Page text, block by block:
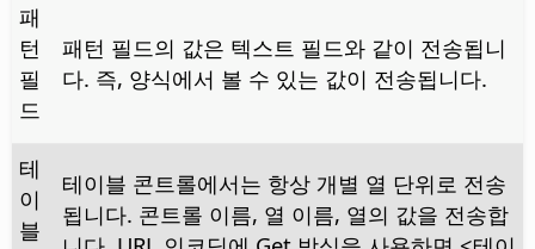
패
턴
필
드
패턴 필드의 값은 텍스트 필드와 같이 전송됩니
다. 즉, 양식에서 볼 수 있는 값이 전송됩니다.
테
이
블
테이블 콘트롤에서는 항상 개별 열 단위로 전송
됩니다. 콘트롤 이름, 열 이름, 열의 값을 전송합